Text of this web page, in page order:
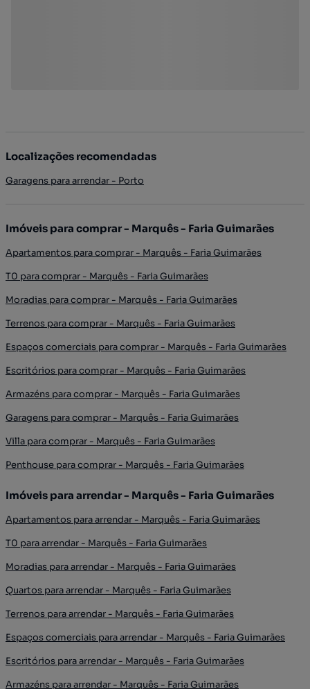
Localizações recomendadas
Garagens para arrendar - Porto
Imóveis para comprar - Marquês - Faria Guimarães
Apartamentos para comprar - Marquês - Faria Guimarães
T0 para comprar - Marquês - Faria Guimarães
Moradias para comprar - Marquês - Faria Guimarães
Terrenos para comprar - Marquês - Faria Guimarães
Espaços comerciais para comprar - Marquês - Faria Guimarães
Escritórios para comprar - Marquês - Faria Guimarães
Armazéns para comprar - Marquês - Faria Guimarães
Garagens para comprar - Marquês - Faria Guimarães
Villa para comprar - Marquês - Faria Guimarães
Penthouse para comprar - Marquês - Faria Guimarães
Imóveis para arrendar - Marquês - Faria Guimarães
Apartamentos para arrendar - Marquês - Faria Guimarães
T0 para arrendar - Marquês - Faria Guimarães
Moradias para arrendar - Marquês - Faria Guimarães
Quartos para arrendar - Marquês - Faria Guimarães
Terrenos para arrendar - Marquês - Faria Guimarães
Espaços comerciais para arrendar - Marquês - Faria Guimarães
Escritórios para arrendar - Marquês - Faria Guimarães
Armazéns para arrendar - Marquês - Faria Guimarães